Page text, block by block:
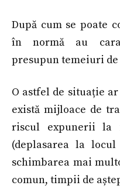
După cum se poate
în normă au
presupun temeiuri
O astfel de situație
există mijloace de
riscul expunerii la
(deplasarea la
schimbarea mai
comun, timpii de